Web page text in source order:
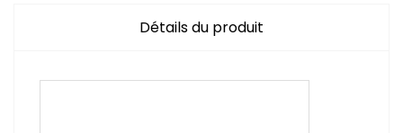
Détails du produit